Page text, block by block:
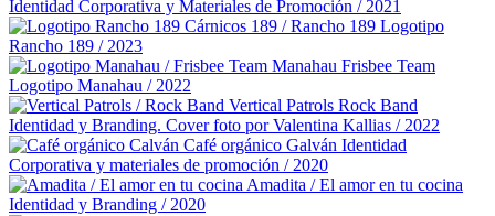
Identidad Corporativa y Materiales de Promoción / 2021
Cárnicos 189 / Rancho 189 Logotipo
Rancho 189 / 2023
Manahau Frisbee Team
Logotipo Manahau / 2022
Vertical Patrols Rock Band
Identidad y Branding. Cover foto por Valentina Kallias / 2022
Café orgánico Galván Identidad
Corporativa y materiales de promoción / 2020
Amadita / El amor en tu cocina
Identidad y Branding / 2020